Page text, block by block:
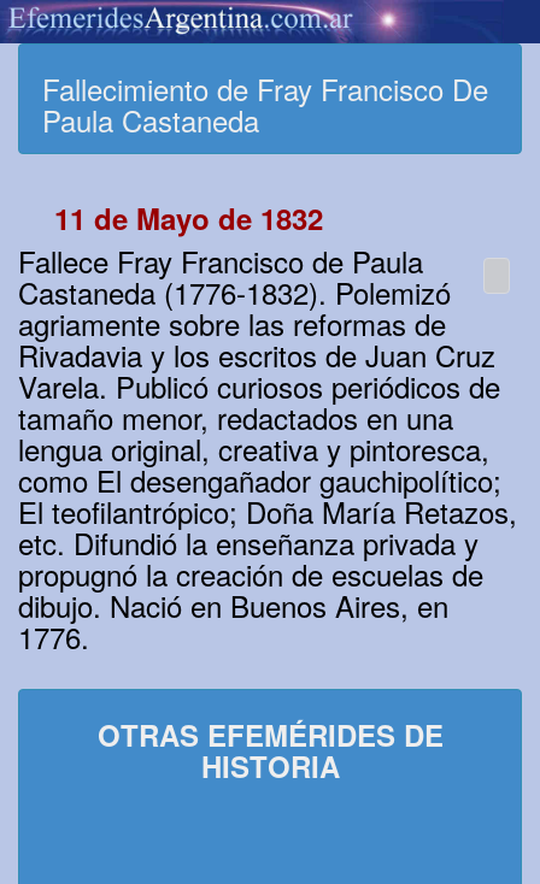
Fallecimiento de Fray Francisco De
Paula Castaneda
11 de Mayo de 1832
Fallece Fray Francisco de Paula
Castaneda (1776-1832). Polemizó
agriamente sobre las reformas de
Rivadavia y los escritos de Juan Cruz
Varela. Publicó curiosos periódicos de
tamaño menor, redactados en una
lengua original, creativa y pintoresca,
como El desengañador gauchipolítico;
El teofilantrópico; Doña María Retazos,
etc. Difundió la enseñanza privada y
propugnó la creación de escuelas de
dibujo. Nació en Buenos Aires, en
1776.
OTRAS EFEMÉRIDES DE
HISTORIA